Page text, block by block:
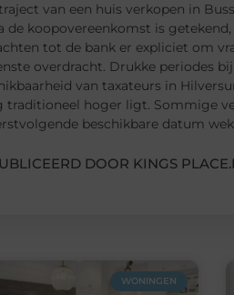
van een huis verkopen in
de koopovereenkomst is
tot de bank er expliciet om
overdracht. Drukke periodes
van taxateurs in
traditioneel hoger ligt. Sommige
beschikbare datum
DOOR KINGS
WONINGEN